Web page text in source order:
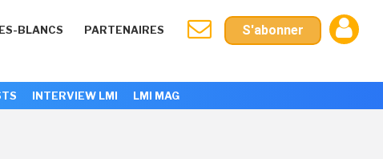
BLANCS PARTENAIRES S'abonner
INTERVIEW LMI LMI MAG